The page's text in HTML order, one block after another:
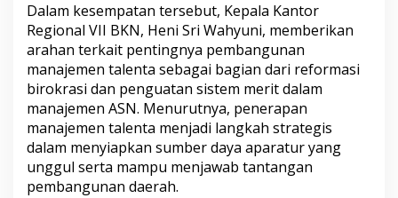
Dalam kesempatan tersebut, Kepala Kantor
Regional VII BKN, Heni Sri Wahyuni, memberikan
arahan terkait pentingnya pembangunan
manajemen talenta sebagai bagian dari reformasi
birokrasi dan penguatan sistem merit dalam
manajemen ASN. Menurutnya, penerapan
manajemen talenta menjadi langkah strategis
dalam menyiapkan sumber daya aparatur yang
unggul serta mampu menjawab tantangan
pembangunan daerah.